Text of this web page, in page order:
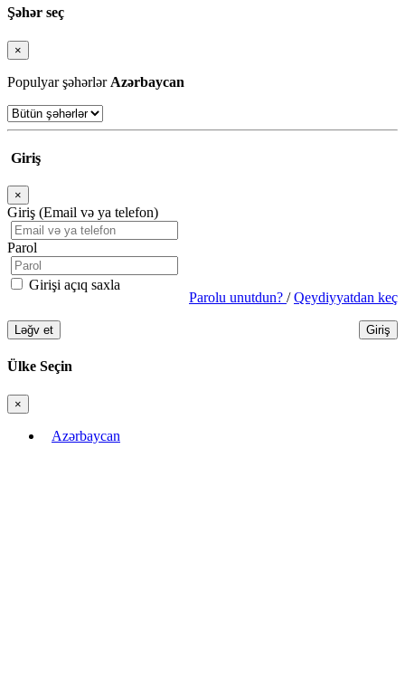
Şəhər seç
×
Bağla
Populyar şəhərlər Azərbaycan
Giriş
×
Bağla
Giriş (Email və ya telefon)
Parol
Girişi açıq saxla
Parolu unutdun? /Qeydiyyatdan keç
Ləğv et Giriş
Ülke Seçin
×
Bağla
Azərbaycan